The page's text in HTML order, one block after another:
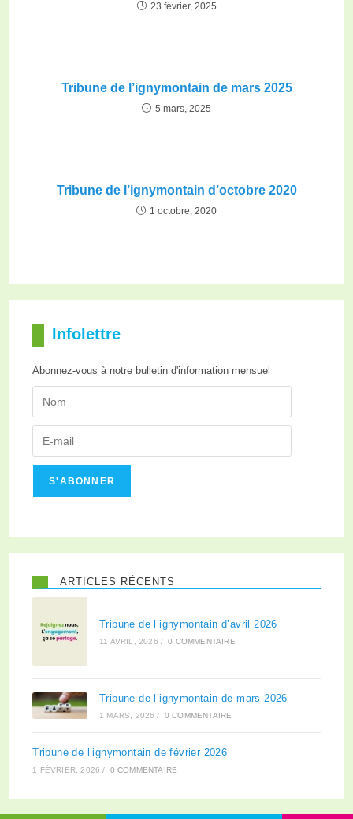
23 février, 2025
Tribune de l’ignymontain de mars 2025
5 mars, 2025
Tribune de l’ignymontain d’octobre 2020
1 octobre, 2020
Infolettre
Abonnez-vous à notre bulletin d'information mensuel
S'ABONNER
ARTICLES RÉCENTS
Tribune de l’ignymontain d’avril 2026
11 AVRIL, 2026 / 0 COMMENTAIRE
Tribune de l’ignymontain de mars 2026
1 MARS, 2026 / 0 COMMENTAIRE
Tribune de l’ignymontain de février 2026
1 FÉVRIER, 2026 / 0 COMMENTAIRE